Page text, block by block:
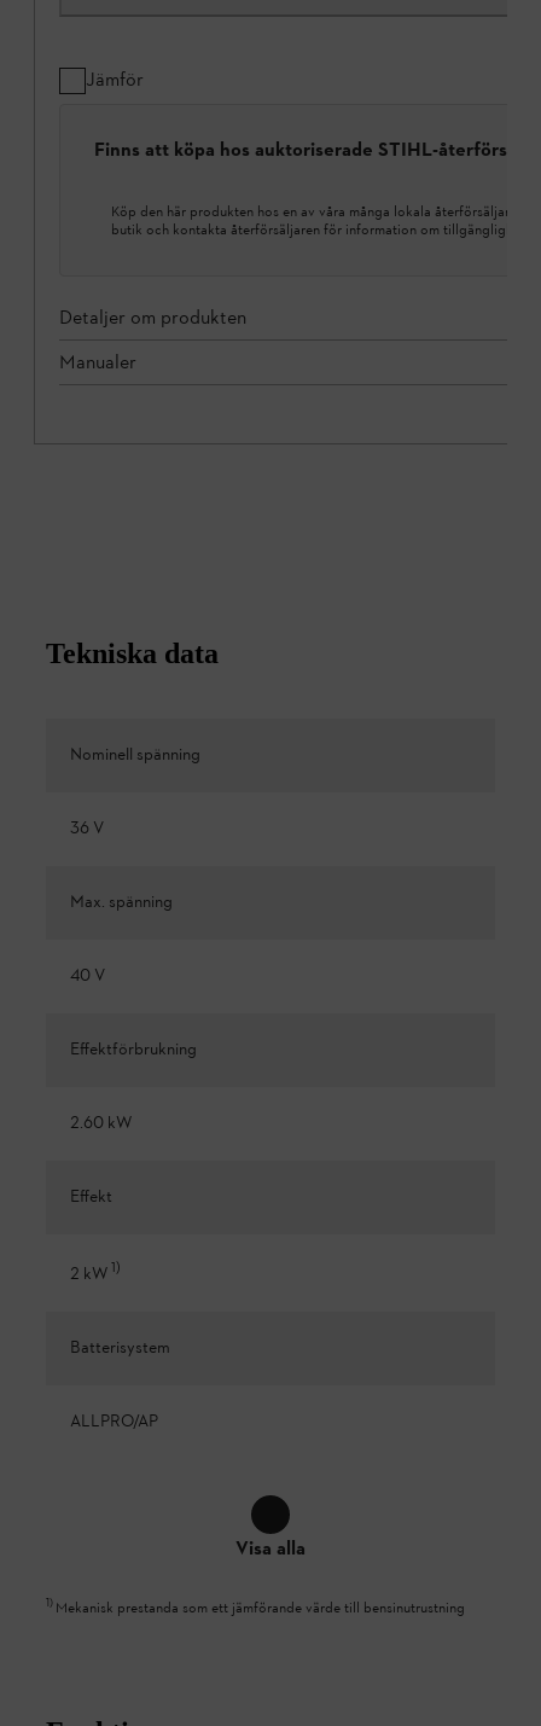
Jämför
Finns att köpa hos auktoriserade STIHL-
Köp den här produkten hos en av våra många lokala återförsäljare.
butik och kontakta återförsäljaren för information om tillgänglighet.
Detaljer om produkten
Manualer
Tekniska data
Nominell spänning
36 V
Max. spänning
40 V
Effektförbrukning
2.60 kW
Effekt
2 kW1)
Batterisystem
ALLPRO/AP
Visa alla
1) Mekanisk prestanda som ett jämförande värde till bensinutrustning